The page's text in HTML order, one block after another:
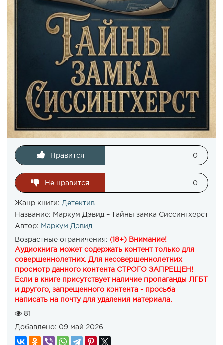
Нравится 0
Не нравится 0
Жанр книги: Детектив
Название: Маркум Дэвид – Тайны замка Сиссингхерст
Автор: Маркум Дэвид
Возрастные ограничения: (18+) Внимание!
Аудиокнига может содержать контент только для
совершеннолетних. Для несовершеннолетних
просмотр данного контента СТРОГО ЗАПРЕЩЕН!
Если в книге присутствует наличие пропаганды ЛГБТ
и другого, запрещенного контента - просьба
написать на почту для удаления материала.
81
Добавлено: 09 май 2026